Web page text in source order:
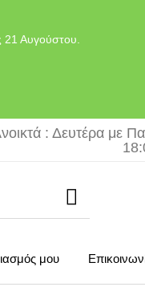
21 Αυγούστου.
: Δευτέρα με
μου